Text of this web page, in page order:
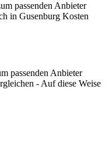
passenden Anbieter
in Gusenburg Kosten
passenden Anbieter
- Auf diese Weise